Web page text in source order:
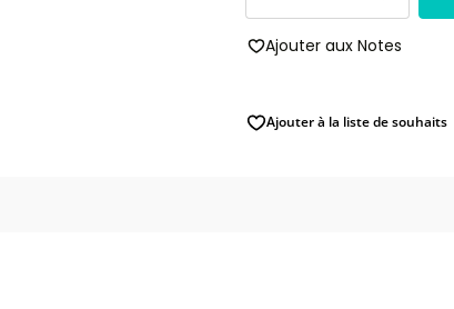
Ajouter aux Notes
Ajouter à la liste de souhaits